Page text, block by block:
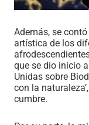
Además, se
artística de los
que se dio inicio
Unidas sobre
con la
cumbre.